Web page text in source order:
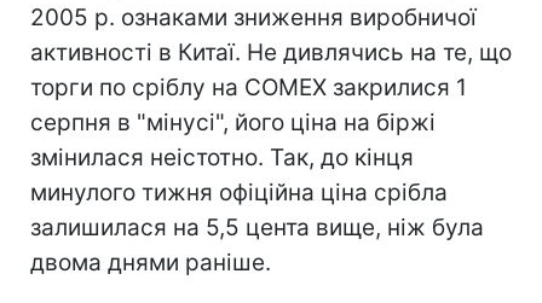
2005 р. ознаками зниження виробничої
активності в Китаї. Не дивлячись на те, що
торги по сріблу на COMEX закрилися 1
серпня в "мінусі", його ціна на біржі
змінилася неістотно. Так, до кінця
минулого тижня офіційна ціна срібла
залишилася на 5,5 цента вище, ніж була
двома днями раніше.